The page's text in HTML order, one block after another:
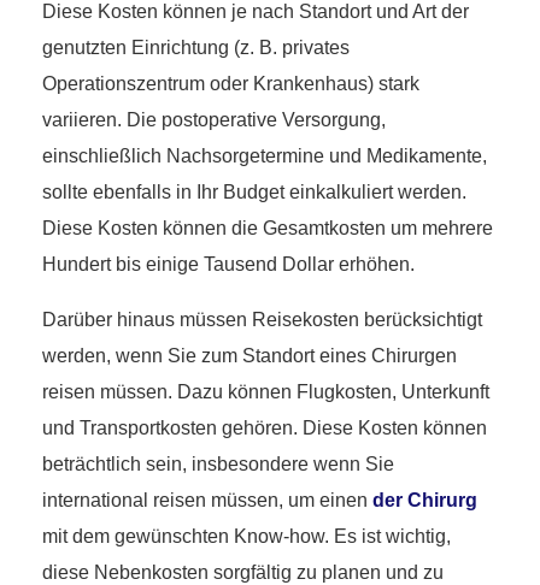
Diese Kosten können je nach Standort und Art der
genutzten Einrichtung (z. B. privates
Operationszentrum oder Krankenhaus) stark
variieren. Die postoperative Versorgung,
einschließlich Nachsorgetermine und Medikamente,
sollte ebenfalls in Ihr Budget einkalkuliert werden.
Diese Kosten können die Gesamtkosten um mehrere
Hundert bis einige Tausend Dollar erhöhen.
Darüber hinaus müssen Reisekosten berücksichtigt
werden, wenn Sie zum Standort eines Chirurgen
reisen müssen. Dazu können Flugkosten, Unterkunft
und Transportkosten gehören. Diese Kosten können
beträchtlich sein, insbesondere wenn Sie
international reisen müssen, um einen der Chirurg
mit dem gewünschten Know-how. Es ist wichtig,
diese Nebenkosten sorgfältig zu planen und zu